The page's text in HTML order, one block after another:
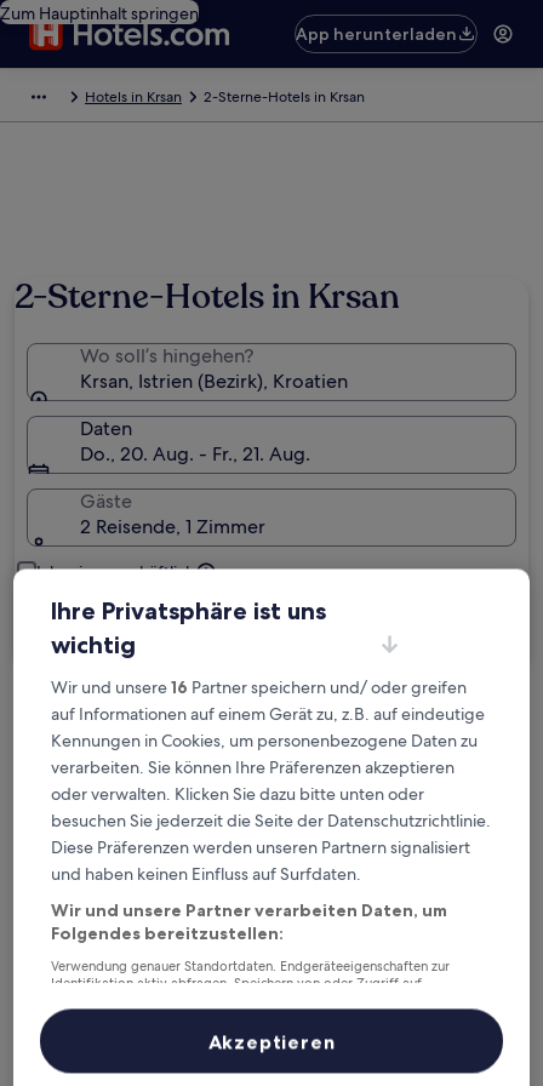
Zum Hauptinhalt springen
App herunterladen
Hotels in Krsan 2-Sterne-Hotels in Krsan
2-Sterne-Hotels in Krsan
Wo soll’s hingehen?
Krsan, Istrien (Bezirk), Kroatien
Daten
Do., 20. Aug. - Fr., 21. Aug.
Gäste
2 Reisende, 1 Zimmer
Ich reise geschäftlich
Suchen
Kostenlose Stornierung bei
Planänderungen
Verdiene Prämien für jede
wahrgenommene Übernachtung
Mehr sparen mit Preisen für Mitglieder
Überprüfe die Preise für diese Daten
6. Aug. - 7. Aug.
7. Aug. - 8. Aug.
Ihre Privatsphäre ist uns
wichtig
Wir und unsere16 Partner speichern und/ oder greifen
auf Informationen auf einem Gerät zu, z.B. auf eindeutige
Kennungen in Cookies, um personenbezogene Daten zu
verarbeiten. Sie können Ihre Präferenzen akzeptieren
oder verwalten. Klicken Sie dazu bitte unten oder
besuchen Sie jederzeit die Seite der Datenschutzrichtlinie.
Diese Präferenzen werden unseren Partnern signalisiert
und haben keinen Einfluss auf Surfdaten.
Wir und unsere Partner verarbeiten Daten, um
Folgendes bereitzustellen:
Verwendung genauer Standortdaten. Endgeräteeigenschaften zur
Identifikation aktiv abfragen. Speichern von oder Zugriff auf
Inhalte, Messung von Werbeleistung und der Performance von Inhalten,
Zielgruppenforschung sowie Entwicklung und Verbesserung von
Liste der Partner (Lieferanten)
Akzeptieren